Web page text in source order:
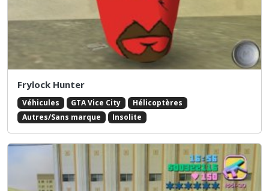
Frylock Hunter
Véhicules GTA Vice City
Hélicoptères
Autres/Sans marque
Insolite